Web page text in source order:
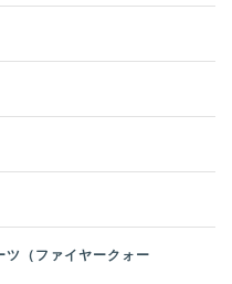
ツ（ファイヤークォー